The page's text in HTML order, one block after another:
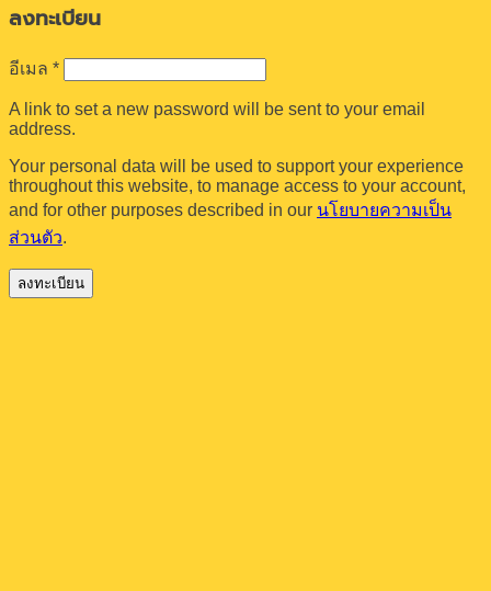
ลงทะเบียน
อีเมล *ต้องการ
A link to set a new password will be sent to your email
address.
Your personal data will be used to support your experience
throughout this website, to manage access to your account,
and for other purposes described in our นโยบายความเป็น
ส่วนตัว.
ลงทะเบียน